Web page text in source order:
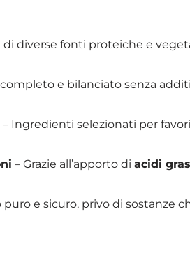
di diverse fonti proteiche e
e bilanciato senza
– Ingredienti selezionati per
– Grazie all’apporto di acidi
e sicuro, privo di sostanze